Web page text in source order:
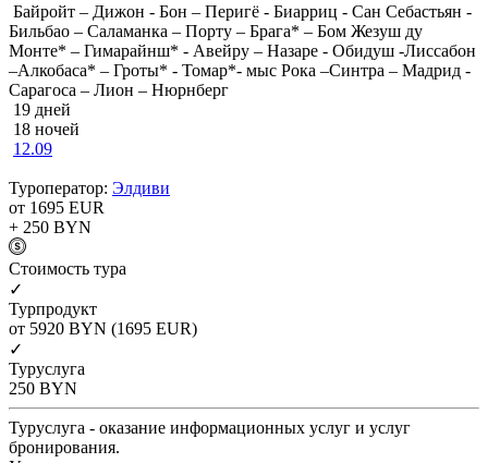
Байройт – Дижон - Бон – Перигё - Биарриц - Сан Себастьян -
Бильбао – Саламанка – Порту – Брага* – Бом Жезуш ду
Монте* – Гимарайнш* - Авейру – Назаре - Обидуш -Лиссабон
–Алкобаса* – Гроты* - Томар*- мыс Рока –Синтра – Мадрид -
Сарагоса – Лион – Нюрнберг
19 дней
18 ночей
12.09
Туроператор: Элдиви
от 1695 EUR
+ 250 BYN
Cтоимость тура
✓
Турпродукт
от 5920 BYN (1695 EUR)
✓
Туруслуга
250 BYN
Туруслуга - оказание информационных услуг и услуг
бронирования.